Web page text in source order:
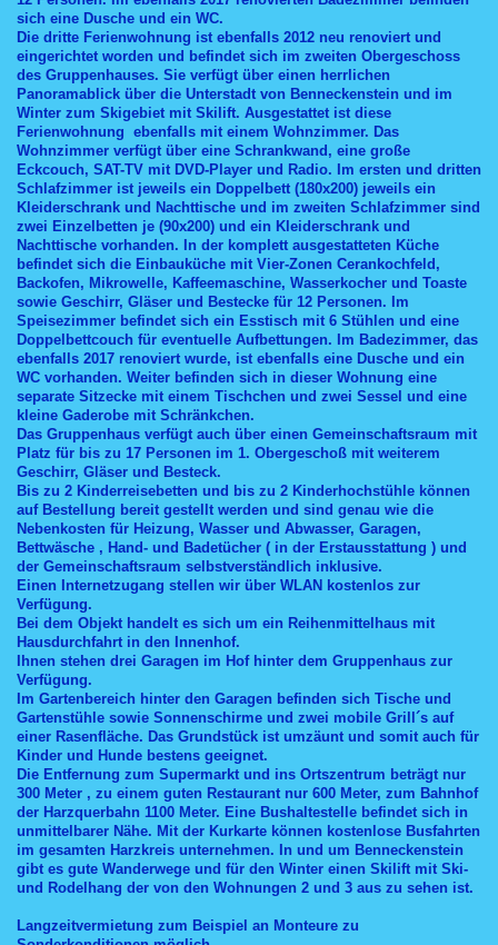
sich eine Dusche und ein WC.
Die dritte Ferienwohnung ist ebenfalls 2012 neu renoviert und
eingerichtet worden und befindet sich im zweiten Obergeschoss
des Gruppenhauses. Sie verfügt über einen herrlichen
Panoramablick über die Unterstadt von Benneckenstein und im
Winter zum Skigebiet mit Skilift. Ausgestattet ist diese
Ferienwohnung ebenfalls mit einem Wohnzimmer. Das
Wohnzimmer verfügt über eine Schrankwand, eine große
Eckcouch, SAT-TV mit DVD-Player und Radio. Im ersten und dritten
Schlafzimmer ist jeweils ein Doppelbett (180x200) jeweils ein
Kleiderschrank und Nachttische und im zweiten Schlafzimmer sind
zwei Einzelbetten je (90x200) und ein Kleiderschrank und
Nachttische vorhanden. In der komplett ausgestatteten Küche
befindet sich die Einbauküche mit Vier-Zonen Cerankochfeld,
Backofen, Mikrowelle, Kaffeemaschine, Wasserkocher und Toaste
sowie Geschirr, Gläser und Bestecke für 12 Personen. Im
Speisezimmer befindet sich ein Esstisch mit 6 Stühlen und eine
Doppelbettcouch für eventuelle Aufbettungen. Im Badezimmer, das
ebenfalls 2017 renoviert wurde, ist ebenfalls eine Dusche und ein
WC vorhanden. Weiter befinden sich in dieser Wohnung eine
separate Sitzecke mit einem Tischchen und zwei Sessel und eine
kleine Gaderobe mit Schränkchen.
Das Gruppenhaus verfügt auch über einen Gemeinschaftsraum mit
Platz für bis zu 17 Personen im 1. Obergeschoß mit weiterem
Geschirr, Gläser und Besteck.
Bis zu 2 Kinderreisebetten und bis zu 2 Kinderhochstühle können
auf Bestellung bereit gestellt werden und sind genau wie die
Nebenkosten für Heizung, Wasser und Abwasser, Garagen,
Bettwäsche , Hand- und Badetücher ( in der Erstausstattung ) und
der Gemeinschaftsraum selbstverständlich inklusive.
Einen Internetzugang stellen wir über WLAN kostenlos zur
Verfügung.
Bei dem Objekt handelt es sich um ein Reihenmittelhaus mit
Hausdurchfahrt in den Innenhof.
Ihnen stehen drei Garagen im Hof hinter dem Gruppenhaus zur
Verfügung.
Im Gartenbereich hinter den Garagen befinden sich Tische und
Gartenstühle sowie Sonnenschirme und zwei mobile Grill´s auf
einer Rasenfläche. Das Grundstück ist umzäunt und somit auch für
Kinder und Hunde bestens geeignet.
Die Entfernung zum Supermarkt und ins Ortszentrum beträgt nur
300 Meter , zu einem guten Restaurant nur 600 Meter, zum Bahnhof
der Harzquerbahn 1100 Meter. Eine Bushaltestelle befindet sich in
unmittelbarer Nähe. Mit der Kurkarte können kostenlose Busfahrten
im gesamten Harzkreis unternehmen. In und um Benneckenstein
gibt es gute Wanderwege und für den Winter einen Skilift mit Ski-
und Rodelhang der von den Wohnungen 2 und 3 aus zu sehen ist.
Langzeitvermietung zum Beispiel an Monteure zu